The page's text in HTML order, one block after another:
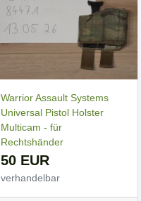
Warrior Assault Systems
Universal Pistol Holster
Multicam - für
Rechtshänder
50 EUR
verhandelbar